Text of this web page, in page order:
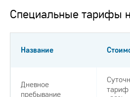
Специальные тарифы
Название
Дневное
пребывание
тариф